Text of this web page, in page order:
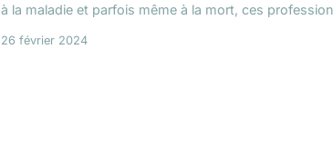
à la maladie et parfois même à la mort, ces
26 février 2024